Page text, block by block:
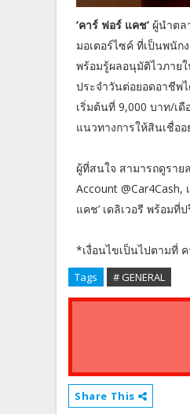
‘คาร์ ฟอร์ แคช’ ผู้นำตล
มอเตอร์ไซค์ ที่เป็นพนัก
พร้อมรู้ผลอนุมัติไวภาย
ประจำวันต่อยอดอาชีพ
เริ่มต้นที่ 9,000 บาท/เ
แนวทางการให้สินเชื่อ
ผู้ที่สนใจ สามารถดูราย
Account @Car4Cash,
แคช’ เดลิเวอรี พร้อม
*เงื่อนไขเป็นไปตามที่
Tags # GENERAL
Share This